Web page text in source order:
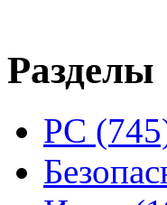
Разделы
PC